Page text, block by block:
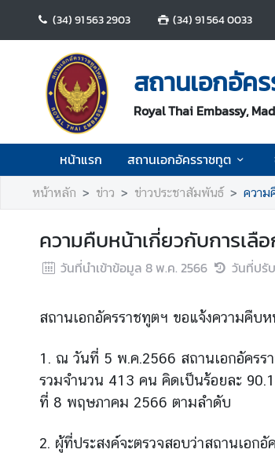
(34) 91 563 2903 (34) 91 564 0033
สถานเอกอัค
Royal Thai Embassy,
หน้าแรก สถานเอกอัครราชทูต
ก
ส
ถ
น
อ
อั
ร
ร
า
ช
ต
หน้าหลัก ข่าว ข่าวประชาสัมพันธ์ ความ
ความคืบหน้าเกี่ยวกับการเ
วันที่นำเข้าข้อมูล 8 พ.ค. 2566 วันที่ปรั
สถานเอกอัครราชทูตฯ ขอแจ้งความคืบ
1. ณ วันที่ 5 พ.ค.2566 สถานเอกอัครร
รวมจำนวน 413 คน คิดเป็นร้อยละ
ที่ 8 พฤษภาคม 2566 ตามลำดับ
2. ผู้ที่ประสงค์จะตรวจสอบว่าสถานเอก